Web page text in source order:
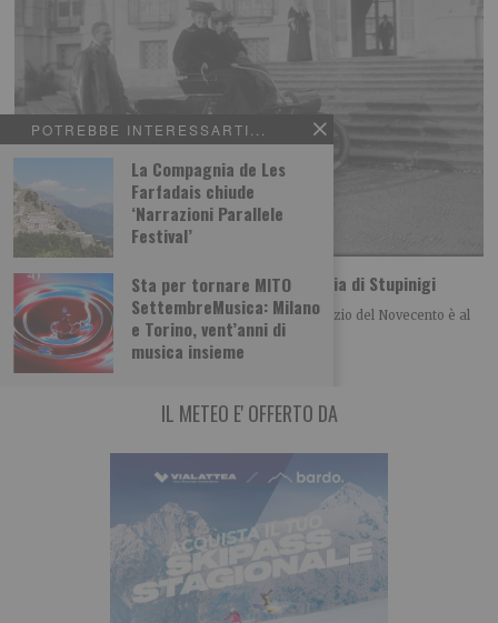
POTREBBE INTERESSARTI...
La Compagnia de Les
Farfadais chiude
‘Narrazioni Parallele
Festival’
Sta per tornare MITO
SettembreMusica: Milano
e Torino, vent’anni di
musica insieme
Le reali villeggiature alla Palazzina di Caccia di Stupinigi
Domenica 9 agosto, ore 15.45 La vita di corte all’inizio del Novecento è al
centro della
IL METEO E' OFFERTO DA